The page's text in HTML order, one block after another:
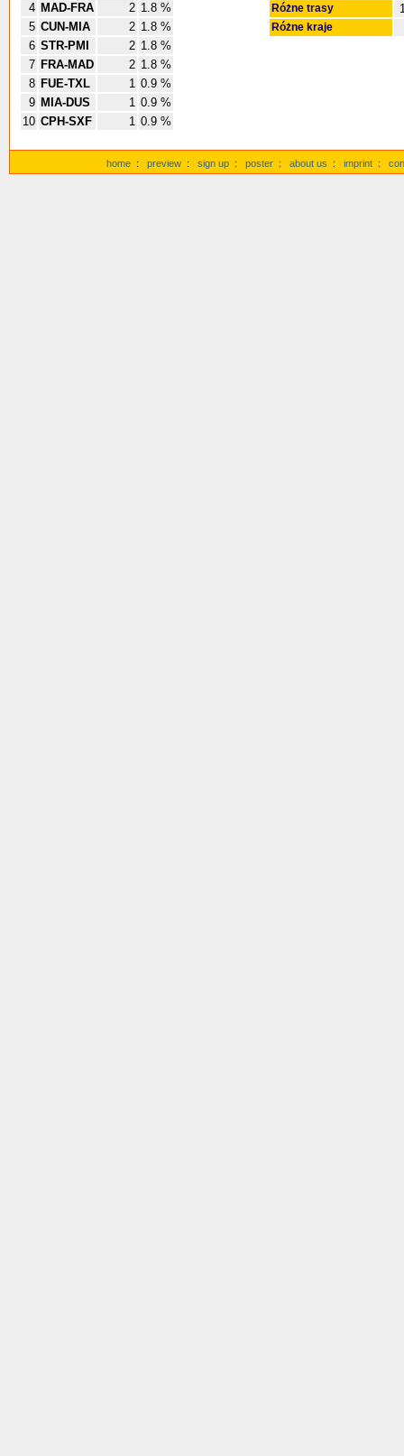
4 MAD-FRA 2 1.8 %
5 CUN-MIA 2 1.8 %
6 STR-PMI 2 1.8 %
7 FRA-MAD 2 1.8 %
8 FUE-TXL 1 0.9 %
9 MIA-DUS 1 0.9 %
10 CPH-SXF 1 0.9 %
Różne trasy
Różne kraje
home : preview : sign up : poster : about us : imprint :